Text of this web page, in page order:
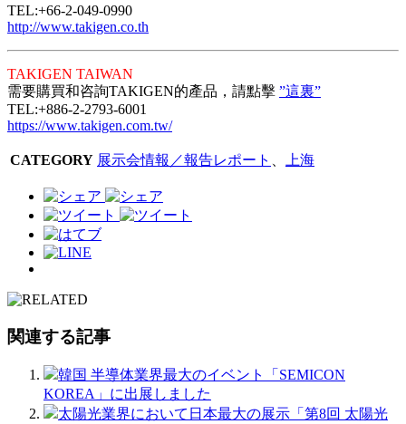
TEL:+66-2-049-0990
http://www.takigen.co.th
TAKIGEN TAIWAN
需要購買和咨詢TAKIGEN的產品，請點擊 ”這裏”
TEL:+886-2-2793-6001
https://www.takigen.com.tw/
CATEGORY 展示会情報／報告レポート 上海
関連する記事
韓国 半導体業界最大のイベント「SEMICON
KOREA」に出展しました
太陽光業界において日本最大の展示「第8回 太陽光